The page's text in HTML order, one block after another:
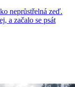
neprůstřelná zeď.
a začalo se psát